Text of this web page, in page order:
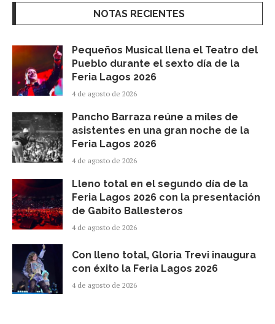
NOTAS RECIENTES
Pequeños Musical llena el Teatro del
Pueblo durante el sexto día de la
Feria Lagos 2026
4 de agosto de 2026
Pancho Barraza reúne a miles de
asistentes en una gran noche de la
Feria Lagos 2026
4 de agosto de 2026
Lleno total en el segundo día de la
Feria Lagos 2026 con la presentación
de Gabito Ballesteros
4 de agosto de 2026
Con lleno total, Gloria Trevi inaugura
con éxito la Feria Lagos 2026
4 de agosto de 2026